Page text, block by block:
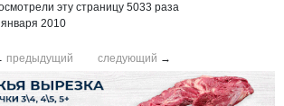
эту страницу 5033 раза
2010
предыдущий следующий →